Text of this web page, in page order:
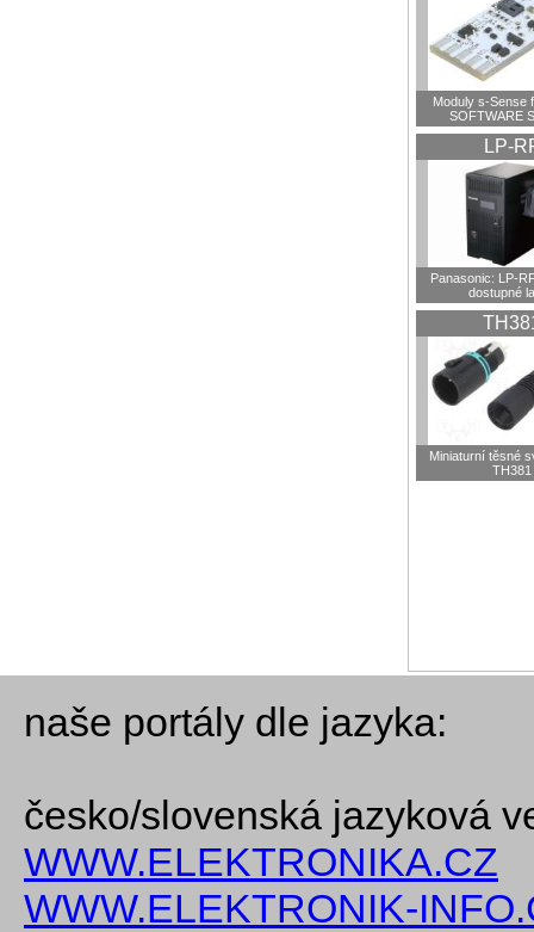
Moduly s-Sense
SOFTWARE
LP-
Panasonic: LP-
dostupné
Miniaturní těsné
TH381
naše portály dle jazyka:
česko/slovenská jazyková
WWW.ELEKTRONIKA.CZ
WWW.ELEKTRONIK-